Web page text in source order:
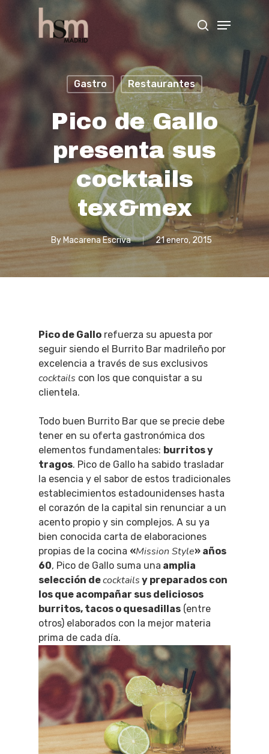
Hit enter to search or ESC to close
Gastro Restaurantes
Pico de Gallo
presenta sus
cocktails
tex&mex
By Macarena Escriva 21 enero, 2015
Pico de Gallo refuerza su apuesta por
seguir siendo el Burrito Bar madrileño por
excelencia a través de sus exclusivos
cocktails con los que conquistar a su
clientela.
Todo buen Burrito Bar que se precie debe
tener en su oferta gastronómica dos
elementos fundamentales: burritos y
tragos. Pico de Gallo ha sabido trasladar
la esencia y el sabor de estos tradicionales
establecimientos estadounidenses hasta
el corazón de la capital sin renunciar a un
acento propio y sin complejos. A su ya
bien conocida carta de elaboraciones
propias de la cocina «Mission Style» años
60, Pico de Gallo suma una amplia
selección decocktails y preparados con
los que acompañar sus deliciosos
burritos, tacos o quesadillas (entre
otros) elaborados con la mejor materia
prima de cada día.